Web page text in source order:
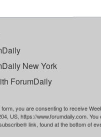
New York
ForumDaily
form, you are consenting to receive
US, https://www.forumdaily.com.
link, found at the bottom of